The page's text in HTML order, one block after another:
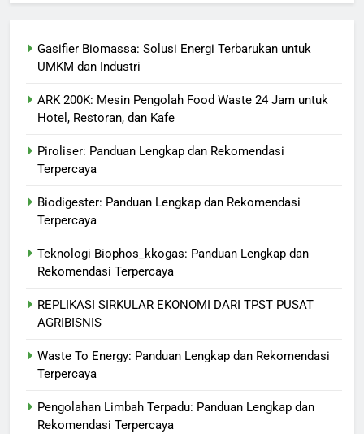
Gasifier Biomassa: Solusi Energi Terbarukan untuk
UMKM dan Industri
ARK 200K: Mesin Pengolah Food Waste 24 Jam untuk
Hotel, Restoran, dan Kafe
Piroliser: Panduan Lengkap dan Rekomendasi
Terpercaya
Biodigester: Panduan Lengkap dan Rekomendasi
Terpercaya
Teknologi Biophos_kkogas: Panduan Lengkap dan
Rekomendasi Terpercaya
REPLIKASI SIRKULAR EKONOMI DARI TPST PUSAT
AGRIBISNIS
Waste To Energy: Panduan Lengkap dan Rekomendasi
Terpercaya
Pengolahan Limbah Terpadu: Panduan Lengkap dan
Rekomendasi Terpercaya